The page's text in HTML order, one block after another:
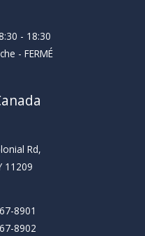
- 18:30
- FERMÉ
Rd,
11209
8901
8902